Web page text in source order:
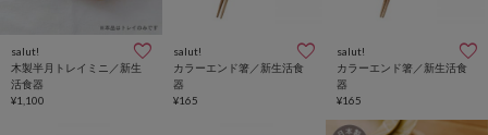
salut!
木製半月トレイミニ／新生
活食器
¥1,100
salut!
カラーエンド箸／新生活食
器
¥165
salut!
カラーエンド箸／新生活食
器
¥165